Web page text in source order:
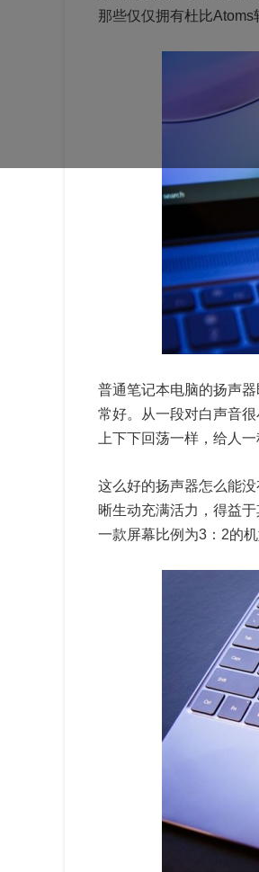
那些仅仅拥有杜比Atoms
普通笔记本电脑的扬声
常好。从一段对白声音
上下下回荡一样，给人
这么好的扬声器怎么能
晰生动充满活力，得益
一款屏幕比例为3：2的